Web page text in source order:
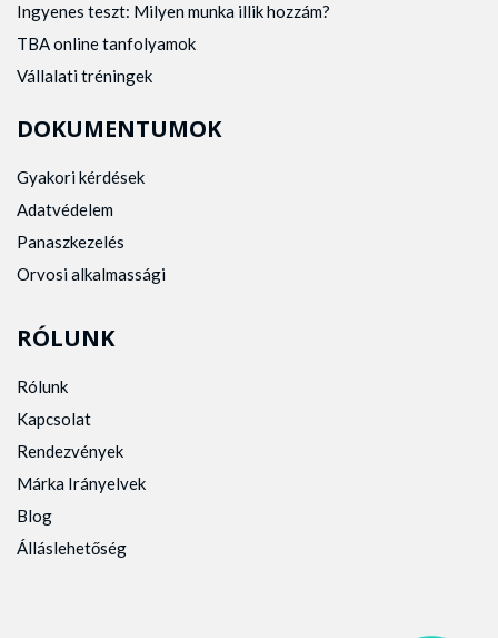
Ingyenes teszt: Milyen munka illik hozzám?
TBA online tanfolyamok
Vállalati tréningek
DOKUMENTUMOK
Gyakori kérdések
Adatvédelem
Panaszkezelés
Orvosi alkalmassági
RÓLUNK
Rólunk
Kapcsolat
Rendezvények
Márka Irányelvek
Blog
Álláslehetőség